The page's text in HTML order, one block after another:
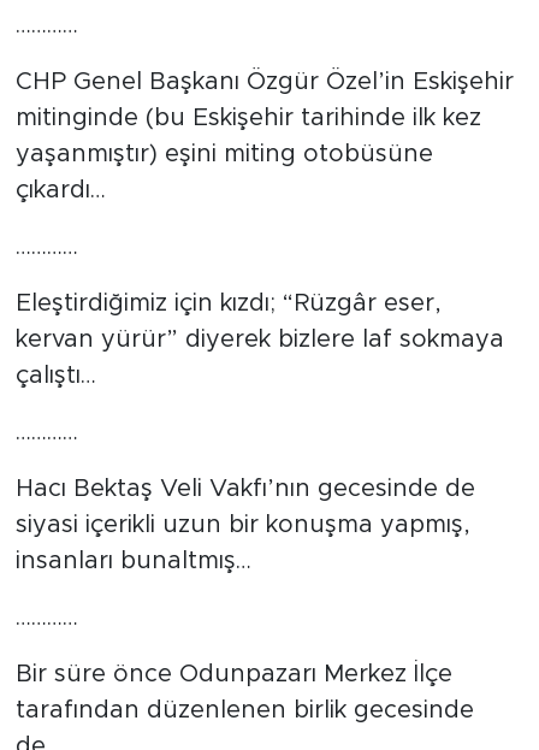
…………
CHP Genel Başkanı Özgür Özel’in Eskişehir
mitinginde (bu Eskişehir tarihinde ilk kez
yaşanmıştır) eşini miting otobüsüne
çıkardı…
…………
Eleştirdiğimiz için kızdı; “Rüzgâr eser,
kervan yürür” diyerek bizlere laf sokmaya
çalıştı…
…………
Hacı Bektaş Veli Vakfı’nın gecesinde de
siyasi içerikli uzun bir konuşma yapmış,
insanları bunaltmış…
…………
Bir süre önce Odunpazarı Merkez İlçe
tarafından düzenlenen birlik gecesinde